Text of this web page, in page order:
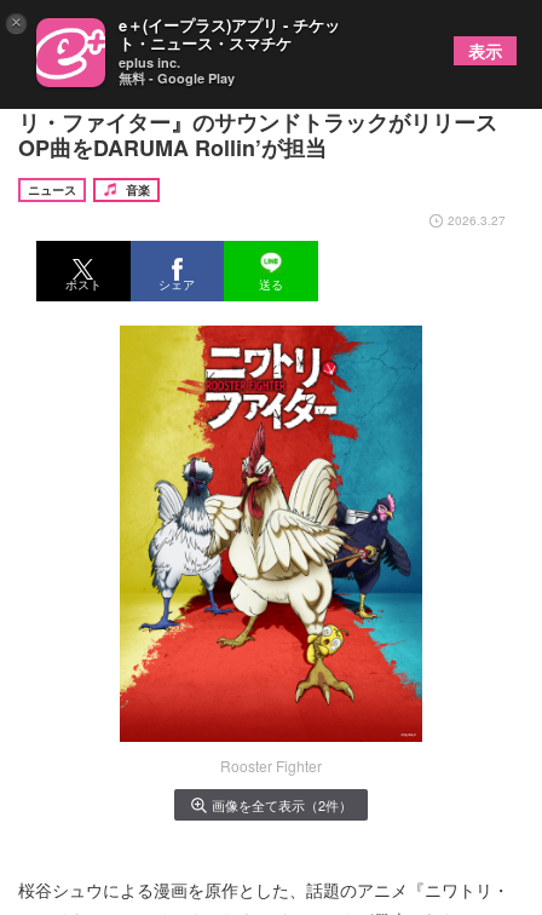
累計再生回数1,422万回を突破したアニメ『ニワト
リ・ファイター』のサウンドトラックがリリース
OP曲をDARUMA Rollin’が担当
ニュース
音楽
2026.3.27
ポスト シェア 送る
Rooster Fighter
画像を全て表示（2件）
桜谷シュウによる漫画を原作とした、話題のアニメ『ニワトリ・
× e＋(イープラス)アプリ - チケッ
ト・ニュース・スマチケ
eplus inc.
無料 - Google Play
表示